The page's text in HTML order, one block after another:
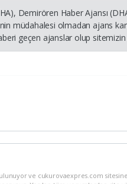
Demirören Haber Ajansı
müdahalesi olmadan ajans
geçen ajanslar olup
ve cukurovaexpres.com